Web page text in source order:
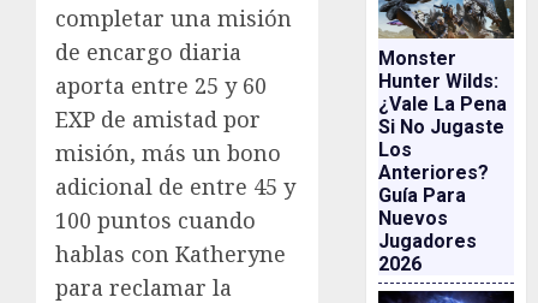
completar una misión
de encargo diaria
aporta entre 25 y 60
EXP de amistad por
misión, más un bono
adicional de entre 45 y
100 puntos cuando
hablas con Katheryne
para reclamar la
Monster
Hunter Wilds:
¿vale La Pena
Si No Jugaste
Los
Anteriores?
Guía Para
Nuevos
Jugadores
2026